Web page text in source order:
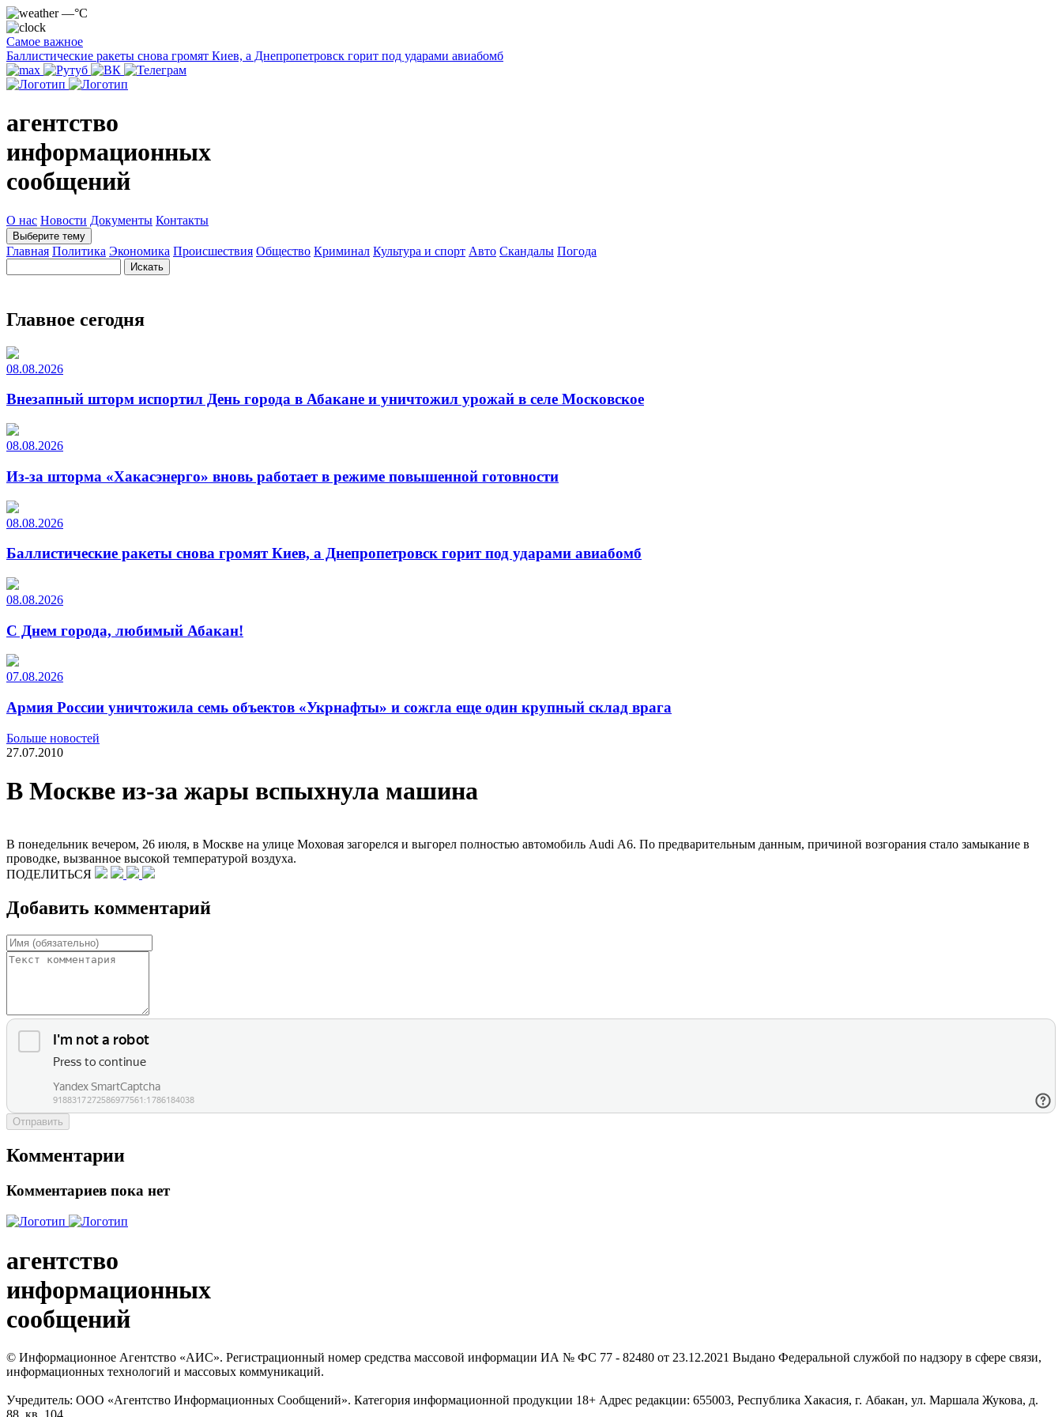
—°C
Самое важное
Баллистические ракеты снова громят Киев, а Днепропетровск горит под ударами авиабомб
агентство
информационных
сообщений
О нас Новости Документы Контакты
Выберите тему
Главная Политика Экономика Происшествия Общество Криминал Культура и спорт Авто Скандалы Погода
Главное сегодня
08.08.2026
Внезапный шторм испортил День города в Абакане и уничтожил урожай в селе Московское
08.08.2026
Из-за шторма «Хакасэнерго» вновь работает в режиме повышенной готовности
08.08.2026
Баллистические ракеты снова громят Киев, а Днепропетровск горит под ударами авиабомб
08.08.2026
С Днем города, любимый Абакан!
07.08.2026
Армия России уничтожила семь объектов «Укрнафты» и сожгла еще один крупный склад врага
Больше новостей
27.07.2010
В Москве из-за жары вспыхнула машина
В понедельник вечером, 26 июля, в Москве на улице Моховая загорелся и выгорел полностью автомобиль Audi А6. По предварительным данным, причиной возгорания стало замыкание в
проводке, вызванное высокой температурой воздуха.
ПОДЕЛИТЬСЯ
Добавить комментарий
Отправить
Комментарии
Комментариев пока нет
агентство
информационных
сообщений
© Информационное Агентство «АИС». Регистрационный номер средства массовой информации ИА № ФС 77 - 82480 от 23.12.2021 Выдано Федеральной службой по надзору в сфере связи,
информационных технологий и массовых коммуникаций.
Учредитель: ООО «Агентство Информационных Сообщений». Категория информационной продукции 18+ Адрес редакции: 655003, Республика Хакасия, г. Абакан, ул. Маршала Жукова, д.
88, кв. 104.